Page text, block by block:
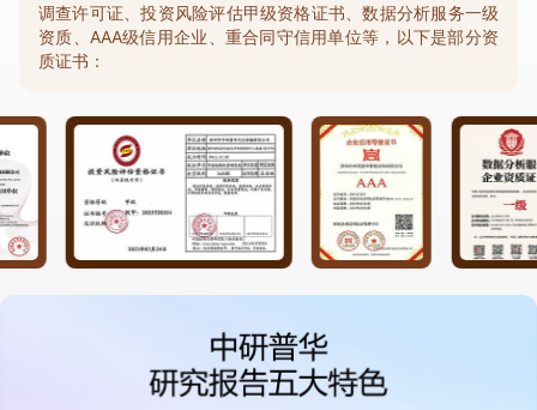
调查许可证、投资风险评估甲级资格证书、数据分析服务一级
资质、AAA级信用企业、重合同守信用单位等，以下是部分资
质证书：